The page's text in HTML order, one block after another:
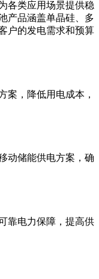
各类应用场景提供稳
产品涵盖单晶硅、多
户的发电需求和预算
案，降低用电成本，
动储能供电方案，确
靠电力保障，提高供